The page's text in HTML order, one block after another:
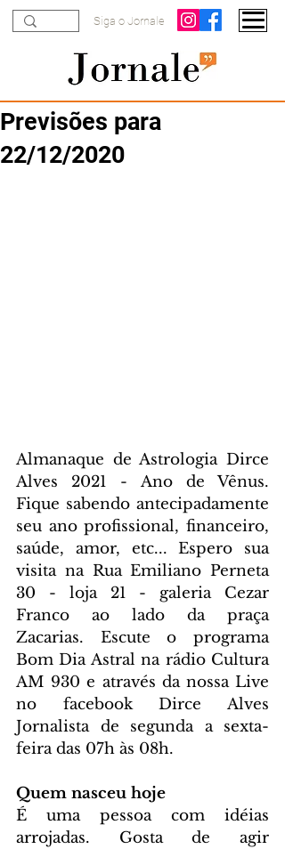
Siga o Jornale
Previsões para
22/12/2020
Almanaque de Astrologia Dirce
Alves 2021 - Ano de Vênus.
Fique sabendo antecipadamente
seu ano profissional, financeiro,
saúde, amor, etc... Espero sua
visita na Rua Emiliano Perneta
30 - loja 21 - galeria Cezar
Franco ao lado da praça
Zacarias. Escute o programa
Bom Dia Astral na rádio Cultura
AM 930 e através da nossa Live
no facebook Dirce Alves
Jornalista de segunda a sexta-
feira das 07h às 08h.
Quem nasceu hoje
É uma pessoa com idéias
arrojadas. Gosta de agir